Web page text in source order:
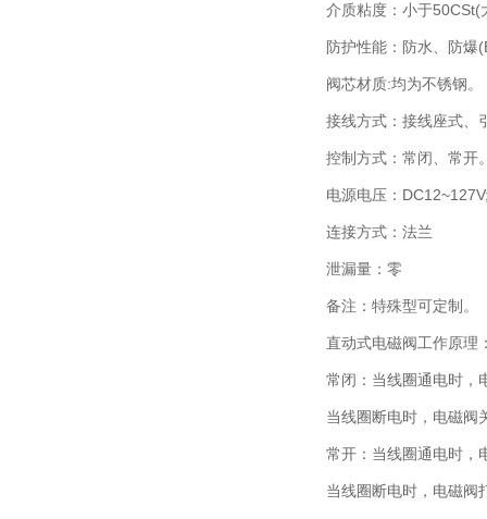
介质粘度：小于50CSt(
防护性能：防水、防爆
阀芯材质:均为不锈钢。
接线方式：接线座式、
控制方式：常闭、常开
电源电压：
连接方式：法兰
泄漏量：零
备注：特殊型可定制。
直动式电磁阀工作原理
常闭：当线圈通电时，
当线圈断电时，电磁阀
常开：当线圈通电时，
当线圈断电时，电磁阀